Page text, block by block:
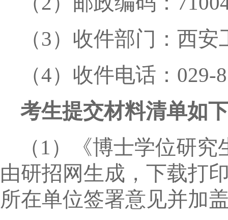
（3）收件部门：西
（4）收件电话： 029-
考生提交材料清单如
（1 ）《博士学位研
由研招网生成，下载打
所在单位签署意见并加